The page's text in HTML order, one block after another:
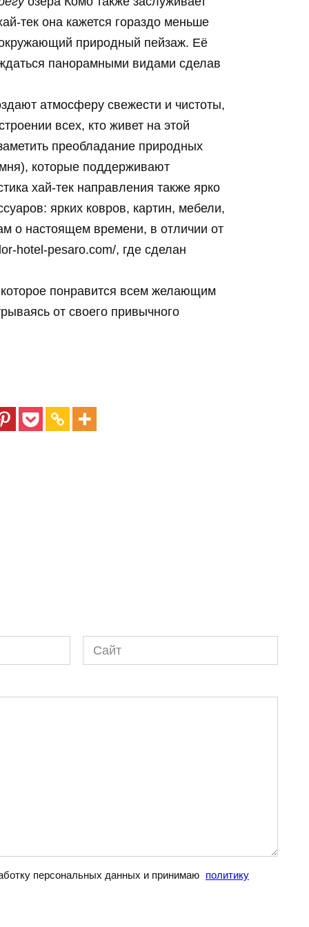
тек она кажется гораздо меньше
природный пейзаж. Её
панорамными видами сделав
атмосферу свежести и чистоты,
всех, кто живет на этой
преобладание природных
которые поддерживают
хай-тек направления также ярко
ярких ковров, картин, мебели,
о настоящем времени, в отличии от
hotel-pesaro.com/, где сделан
понравится всем желающим
от своего привычного
Сайт
персональных данных и принимаю политику